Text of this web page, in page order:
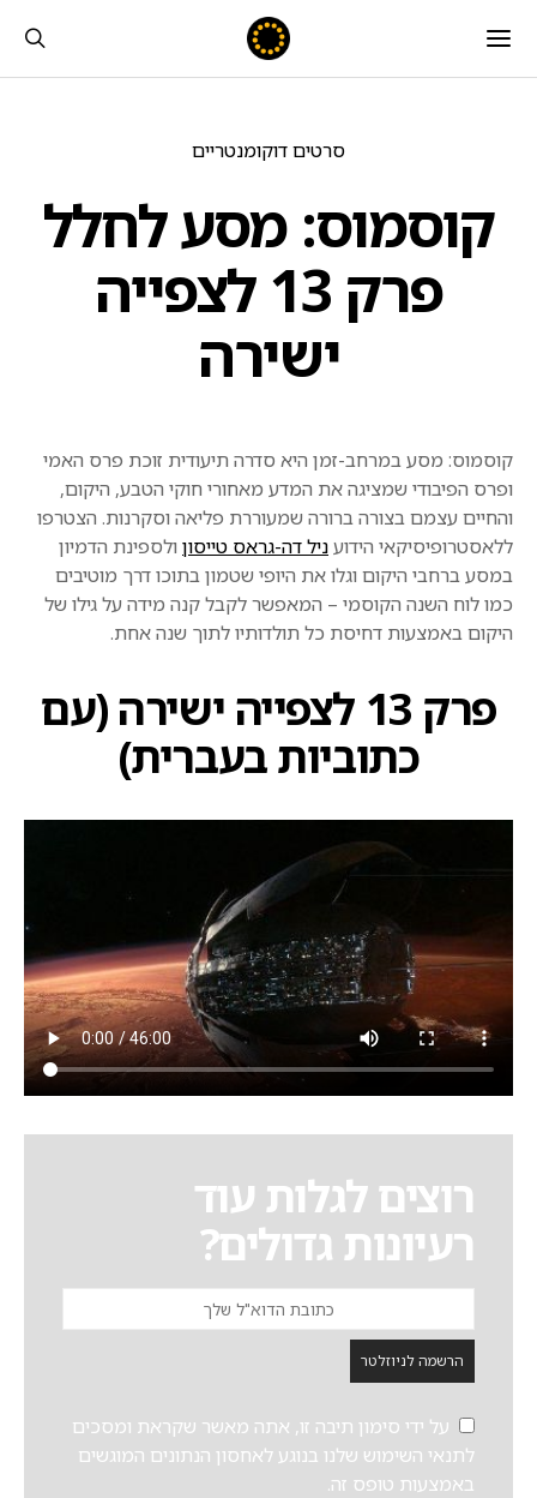
סרטים דוקומנטריים
קוסמוס: מסע לחלל
פרק 13 לצפייה
ישירה
קוסמוס: מסע במרחב-זמן היא סדרה תיעודית זוכת פרס האמי
ופרס הפיבודי שמציגה את המדע מאחורי חוקי הטבע, היקום,
והחיים עצמם בצורה ברורה שמעוררת פליאה וסקרנות. הצטרפו
ללאסטרופיסיקאי הידועניל דה-גראס טייסון ולספינת הדמיון
במסע ברחבי היקום וגלו את היופי שטמון בתוכו דרך מוטיבים
כמו לוח השנה הקוסמי – המאפשר לקבל קנה מידה על גילו של
היקום באמצעות דחיסת כל תולדותיו לתוך שנה אחת.
פרק 13 לצפייה ישירה (עם
כתוביות בעברית)
רוצים לגלות עוד
רעיונות גדולים?
הרשמה לניוזלטר
על ידי סימון תיבה זו, אתה מאשר שקראת ומסכים
לתנאי השימוש שלנו בנוגע לאחסון הנתונים המוגשים
באמצעות טופס זה.